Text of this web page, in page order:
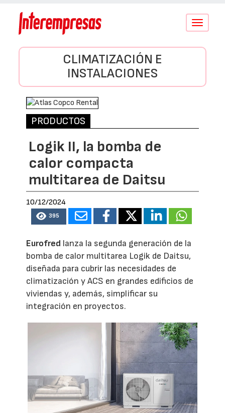
Conmutar
CLIMATIZACIÓN E
INSTALACIONES
PRODUCTOS
Logik II, la bomba de
calor compacta
multitarea de Daitsu
10/12/2024
395
Eurofred lanza la segunda generación de la
bomba de calor multitarea Logik de Daitsu,
diseñada para cubrir las necesidades de
climatización y ACS en grandes edificios de
viviendas y, además, simplificar su
integración en proyectos.